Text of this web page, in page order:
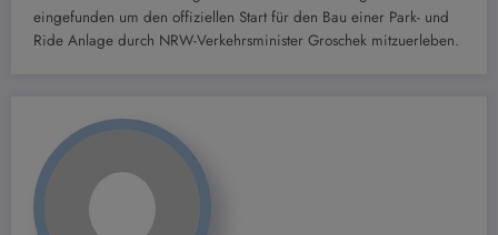
eingefunden um den offiziellen Start für den Bau einer Park- und
Ride Anlage durch NRW-Verkehrsminister Groschek mitzuerleben.